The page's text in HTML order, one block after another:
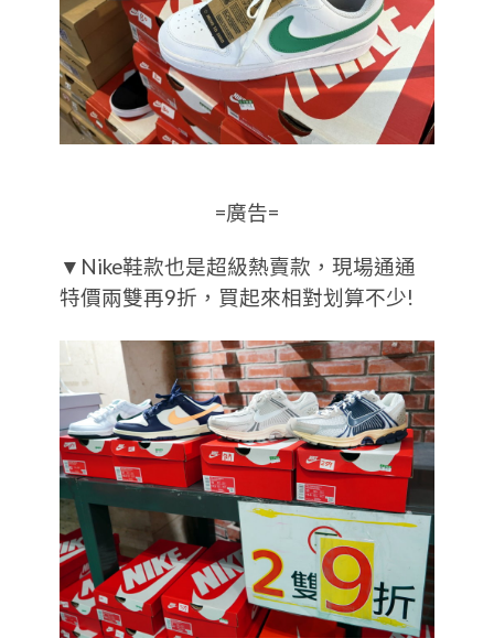
=廣告=
▼Nike鞋款也是超級熱賣款，現場通通
特價兩雙再9折，買起來相對划算不少!